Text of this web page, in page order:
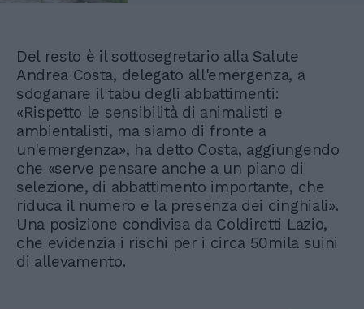
Del resto è il sottosegretario alla Salute
Andrea Costa, delegato all'emergenza, a
sdoganare il tabu degli abbattimenti:
«Rispetto le sensibilità di animalisti e
ambientalisti, ma siamo di fronte a
un'emergenza», ha detto Costa, aggiungendo
che «serve pensare anche a un piano di
selezione, di abbattimento importante, che
riduca il numero e la presenza dei cinghiali».
Una posizione condivisa da Coldiretti Lazio,
che evidenzia i rischi per i circa 50mila suini
di allevamento.